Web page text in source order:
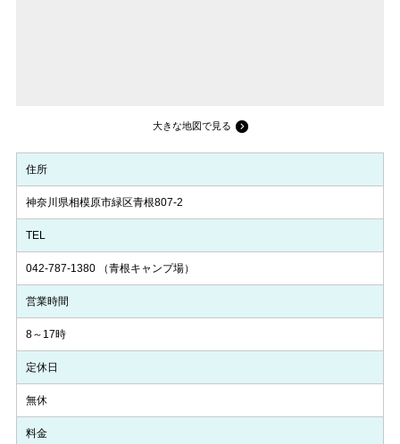
大きな地図で見る
住所
神奈川県相模原市緑区青根807-2
TEL
042-787-1380（青根キャンプ場）
営業時間
8～17時
定休日
無休
料金